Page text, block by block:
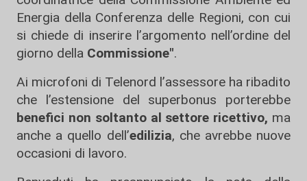
Energia della Conferenza delle Regioni, con cui
si chiede di inserire l’argomento nell’ordine del
giorno della Commissione".
Ai microfoni di Telenord l’assessore ha ribadito
che l’estensione del superbonus porterebbe
benefici non soltanto al settore ricettivo, ma
anche a quello dell’edilizia, che avrebbe nuove
occasioni di lavoro.